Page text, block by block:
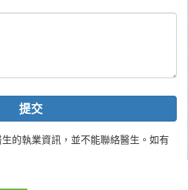
提交
的執業資訊，並不能聯絡醫生。如有